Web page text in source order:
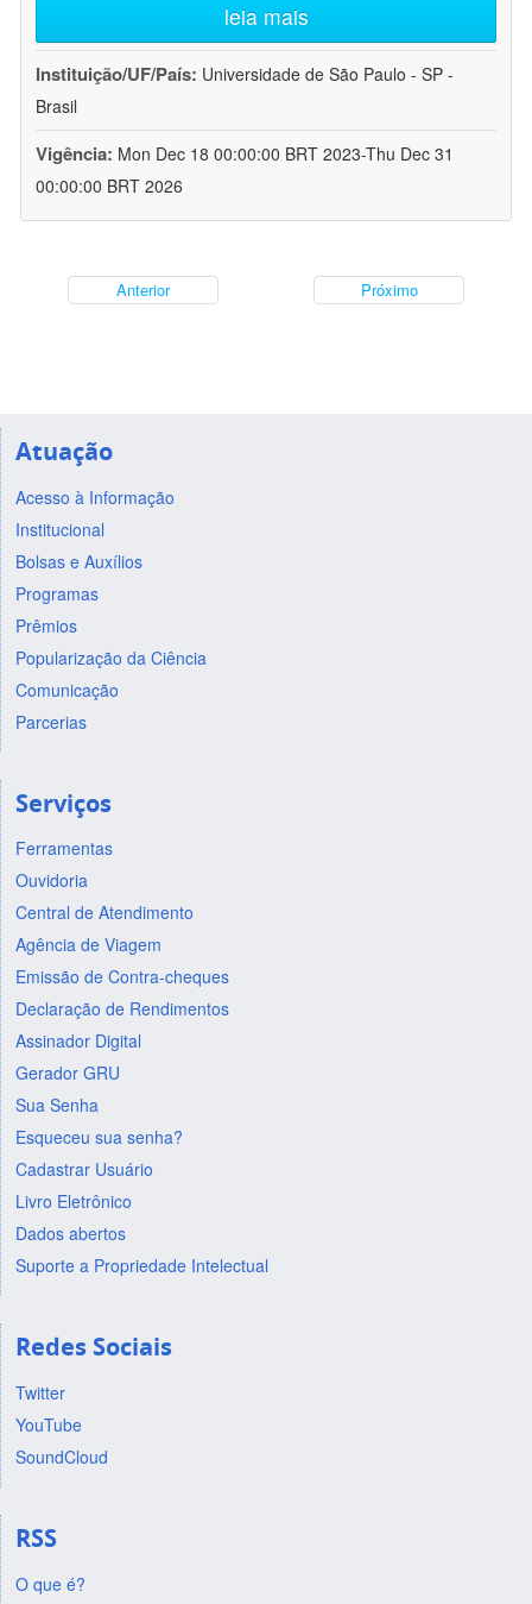
leia mais
Instituição/UF/País: Universidade de São Paulo - SP -
Brasil
Vigência: Mon Dec 18 00:00:00 BRT 2023-Thu Dec 31
00:00:00 BRT 2026
Anterior Próximo
Atuação
Acesso à Informação
Institucional
Bolsas e Auxílios
Programas
Prêmios
Popularização da Ciência
Comunicação
Parcerias
Serviços
Ferramentas
Ouvidoria
Central de Atendimento
Agência de Viagem
Emissão de Contra-cheques
Declaração de Rendimentos
Assinador Digital
Gerador GRU
Sua Senha
Esqueceu sua senha?
Cadastrar Usuário
Livro Eletrônico
Dados abertos
Suporte a Propriedade Intelectual
Redes Sociais
Twitter
YouTube
SoundCloud
RSS
O que é?